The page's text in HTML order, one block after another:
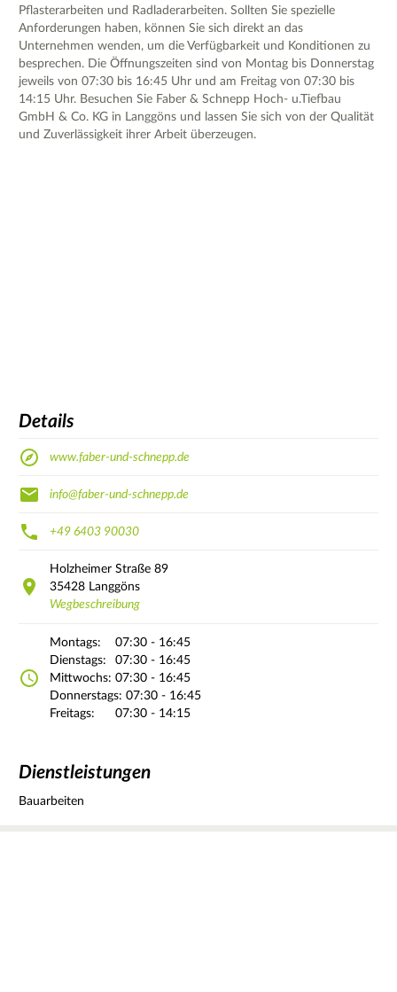
Pflasterarbeiten und Radladerarbeiten. Sollten Sie spezielle
Anforderungen haben, können Sie sich direkt an das
Unternehmen wenden, um die Verfügbarkeit und Konditionen zu
besprechen. Die Öffnungszeiten sind von Montag bis Donnerstag
jeweils von 07:30 bis 16:45 Uhr und am Freitag von 07:30 bis
14:15 Uhr. Besuchen Sie Faber & Schnepp Hoch- u.Tiefbau
GmbH & Co. KG in Langgöns und lassen Sie sich von der Qualität
und Zuverlässigkeit ihrer Arbeit überzeugen.
Details
www.faber-und-schnepp.de
info@faber-und-schnepp.de
+49 6403 90030
Holzheimer Straße 89
35428 Langgöns
Wegbeschreibung
Montags:
07:30 - 16:45
Dienstags:
07:30 - 16:45
Mittwochs: 07:30 - 16:45
Donnerstags: 07:30 - 16:45
Freitags:
07:30 - 14:15
Dienstleistungen
Bauarbeiten